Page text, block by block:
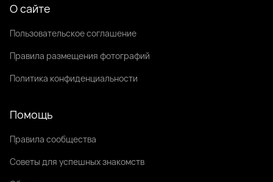
О сайте
Пользовательское соглашение
Правила размещения фотографий
Политика конфиденциальности
Помощь
Правила сообщества
Советы для успешных знакомств